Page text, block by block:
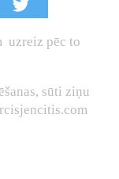
uzreiz pēc to
sūti ziņu